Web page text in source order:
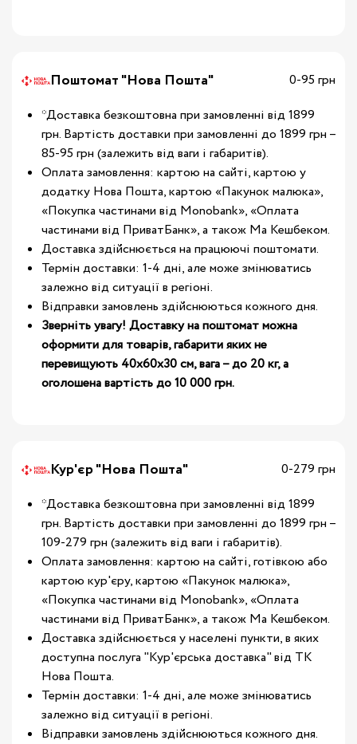
Поштомат "Нова Пошта"
0-95 грн
*Доставка безкоштовна при замовленні від 1899
грн. Вартість доставки при замовленні до 1899 грн –
85-95 грн (залежить від ваги і габаритів).
Оплата замовлення: картою на сайті, картою у
додатку Нова Пошта, картою «Пакунок малюка»,
«Покупка частинами від Monobank», «Оплата
частинами від ПриватБанк», а також Ма Кешбеком.
Доставка здійснюється на працюючі поштомати.
Термін доставки: 1-4 дні, але може змінюватись
залежно від ситуації в регіоні.
Відправки замовлень здійснюються кожного дня.
Зверніть увагу! Доставку на поштомат можна
оформити для товарів, габарити яких не
перевищують 40х60х30 см, вага – до 20 кг, а
оголошена вартість до 10 000 грн.
Кур'єр "Нова Пошта"
0-279 грн
*Доставка безкоштовна при замовленні від 1899
грн. Вартість доставки при замовленні до 1899 грн –
109-279 грн (залежить від ваги і габаритів).
Оплата замовлення: картою на сайті, готівкою або
картою кур'єру, картою «Пакунок малюка»,
«Покупка частинами від Monobank», «Оплата
частинами від ПриватБанк», а також Ма Кешбеком.
Доставка здійснюється у населені пункти, в яких
доступна послуга "Кур'єрська доставка" від ТК
Нова Пошта.
Термін доставки: 1-4 дні, але може змінюватись
залежно від ситуації в регіоні.
Відправки замовлень здійснюються кожного дня.